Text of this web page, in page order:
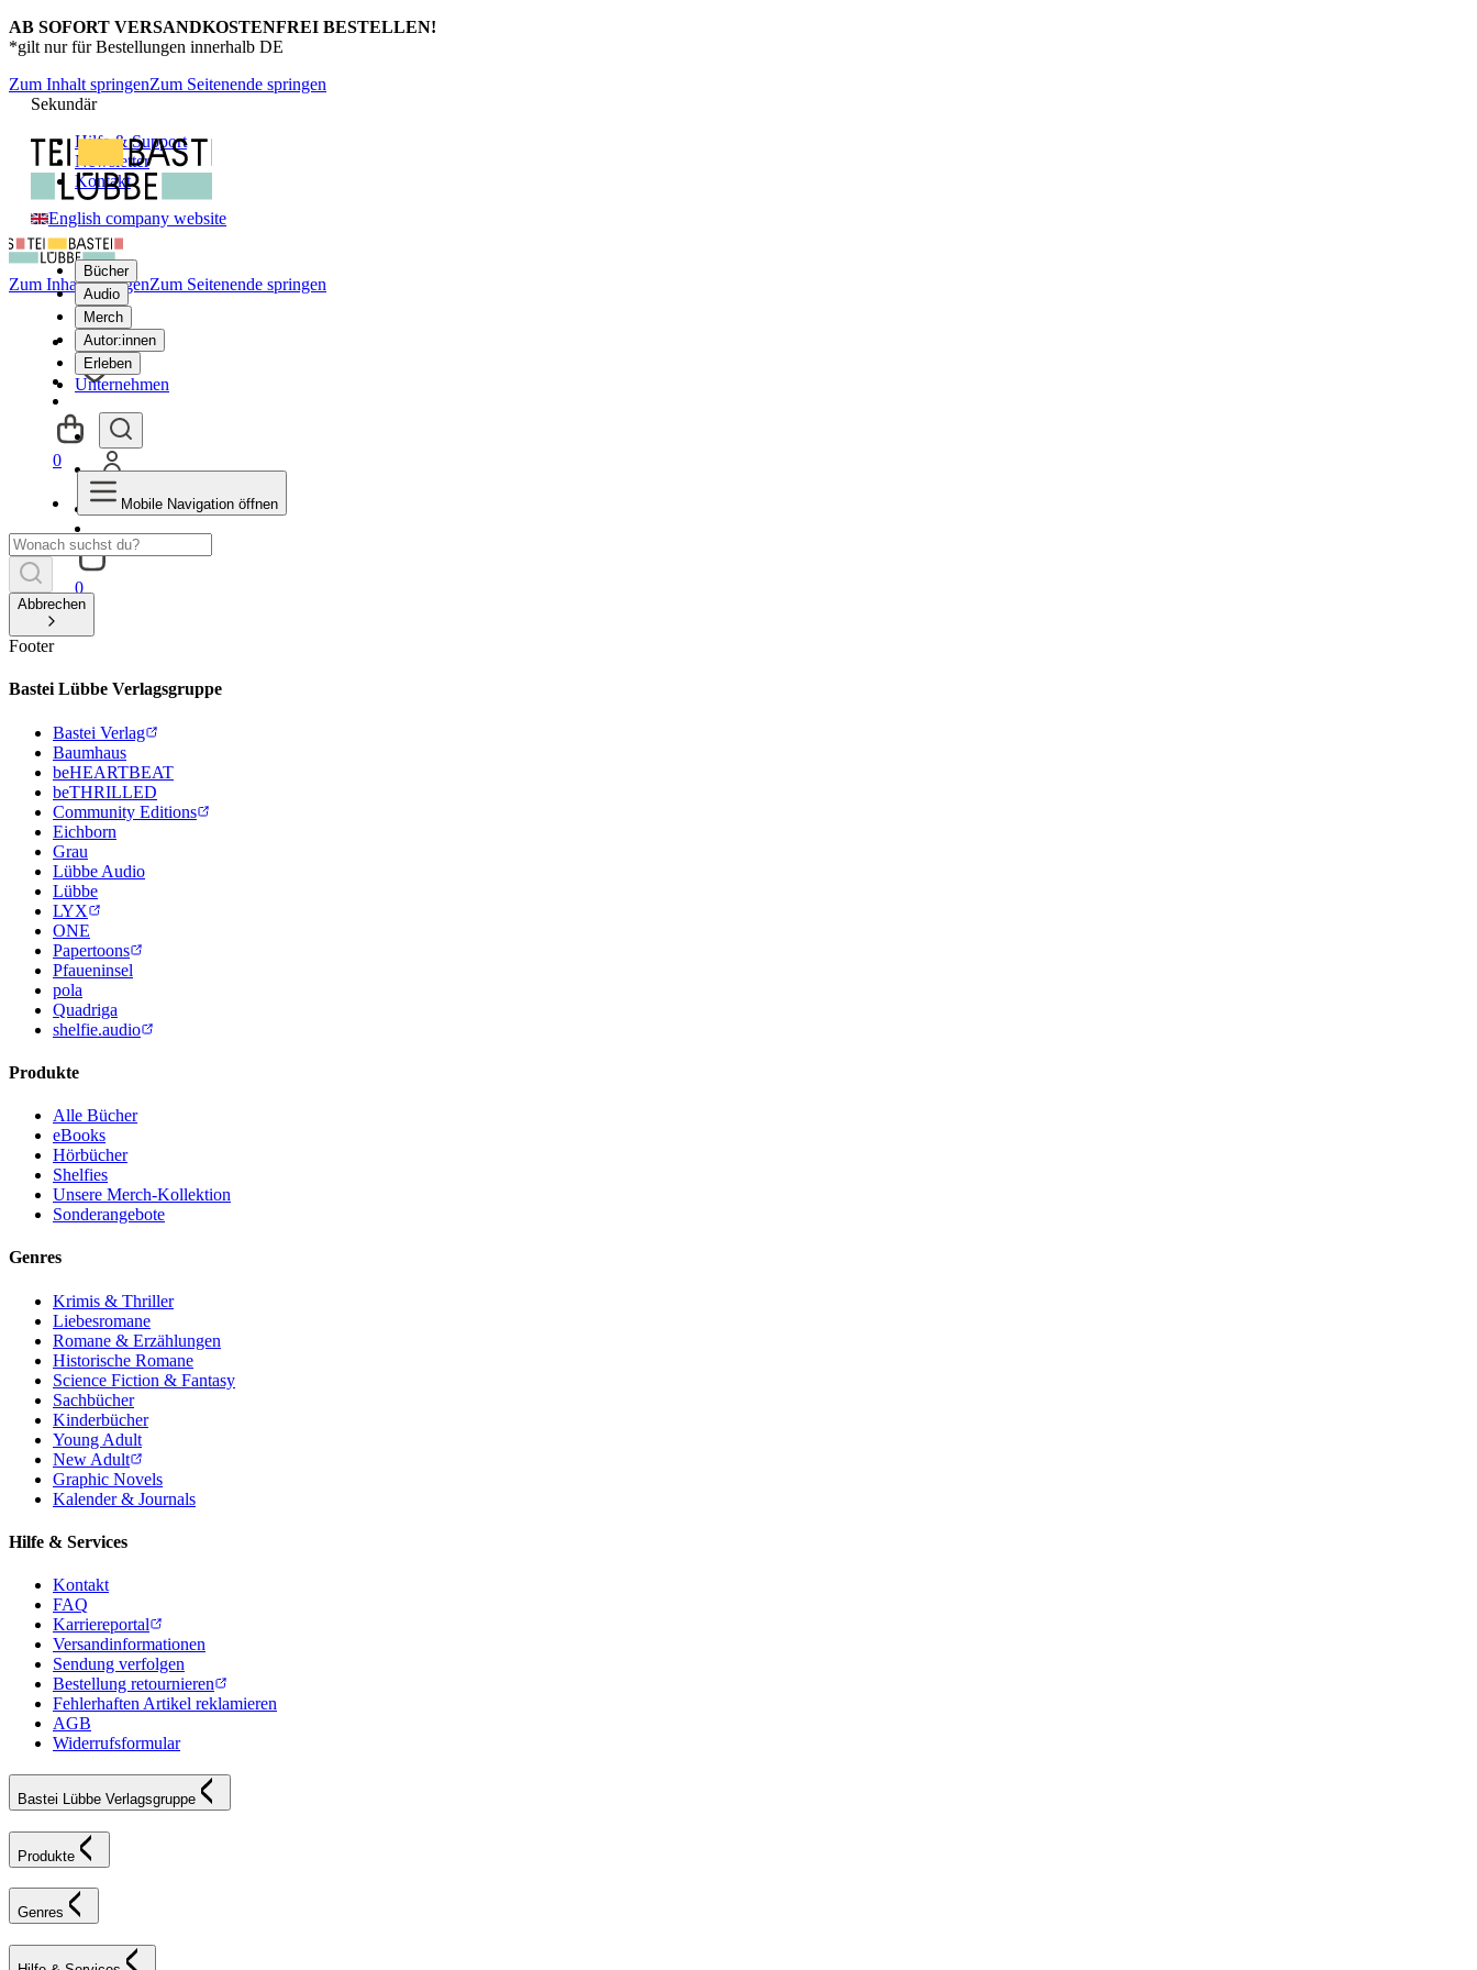
AB SOFORT VERSANDKOSTENFREI BESTELLEN!
*gilt nur für Bestellungen innerhalb DE
Zum Inhalt springenZum Seitenende springen
Sekundär
Hilfe & Support
Newsletter
Kontakt
English company website
Bücher
Audio
Merch
Autor:innen
Erleben
Unternehmen
0
Zum Inhalt springenZum Seitenende springen
0
Mobile Navigation öffnen
Abbrechen
Footer
Bastei Lübbe Verlagsgruppe
Bastei Verlag
Baumhaus
beHEARTBEAT
beTHRILLED
Community Editions
Eichborn
Grau
Lübbe Audio
Lübbe
LYX
ONE
Papertoons
Pfaueninsel
pola
Quadriga
shelfie.audio
Produkte
Alle Bücher
eBooks
Hörbücher
Shelfies
Unsere Merch-Kollektion
Sonderangebote
Genres
Krimis & Thriller
Liebesromane
Romane & Erzählungen
Historische Romane
Science Fiction & Fantasy
Sachbücher
Kinderbücher
Young Adult
New Adult
Graphic Novels
Kalender & Journals
Hilfe & Services
Kontakt
FAQ
Karriereportal
Versandinformationen
Sendung verfolgen
Bestellung retournieren
Fehlerhaften Artikel reklamieren
AGB
Widerrufsformular
Bastei Lübbe Verlagsgruppe
Produkte
Genres